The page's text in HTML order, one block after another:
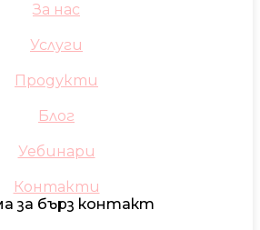
За нас
Услуги
Продукти
Блог
Уебинари
Контакти
за бърз контакт